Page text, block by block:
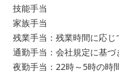
技能手当
家族手当
残業手当：残業時間に応じ
通勤手当：会社規定に基づ
夜勤手当：22時～5時の時